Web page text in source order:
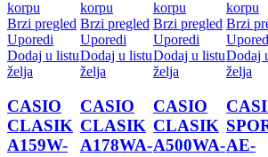
korpu
Brzi pregled
Uporedi
Dodaj u listu
želja
CASIO
CLASIK
A159W-
korpu
Brzi pregled
Uporedi
Dodaj u listu
želja
CASIO
CLASIK
A178WA-
korpu
Brzi pregled
Uporedi
Dodaj u listu
želja
CASIO
CLASIK
A500WA-
korpu
Brzi
Dodaj
želja
AE-